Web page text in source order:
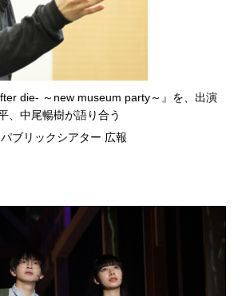
die- ～new museum party～』を、出演
、中尾暢樹が語り合う
ブリックシアター 広報